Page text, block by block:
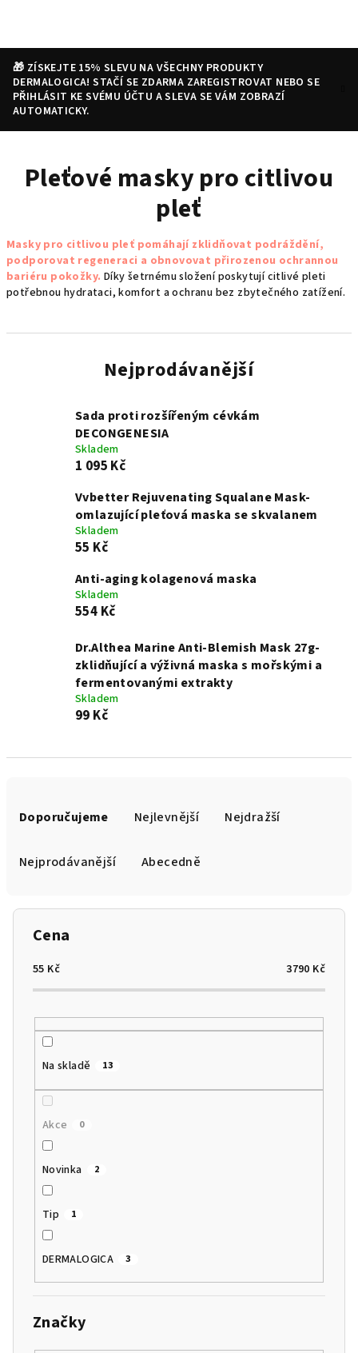
🎁 ZÍSKEJTE 15% SLEVU NA VŠECHNY PRODUKTY
DERMALOGICA! STAČÍ SE ZDARMA ZAREGISTROVAT NEBO SE
PŘIHLÁSIT KE SVÉMU ÚČTU A SLEVA SE VÁM ZOBRAZÍ
AUTOMATICKY.
HledatPřihlášeníNákupní
košík
Pleťové masky pro citlivou
pleť
Masky pro citlivou pleť pomáhají zklidňovat podráždění,
podporovat regeneraci a obnovovat přirozenou ochrannou
bariéru pokožky. Díky šetrnému složení poskytují citlivé pleti
potřebnou hydrataci, komfort a ochranu bez zbytečného zatížení.
Nejprodávanější
Sada proti rozšířeným cévkám
DECONGENESIA
Skladem
1 095 Kč
Vvbetter Rejuvenating Squalane Mask-
omlazující pleťová maska se skvalanem
Skladem
55 Kč
Anti-aging kolagenová maska
Skladem
554 Kč
Dr.Althea Marine Anti-Blemish Mask 27g-
zklidňující a výživná maska s mořskými a
fermentovanými extrakty
Skladem
99 Kč
Doporučujeme Nejlevnější Nejdražší
Nejprodávanější Abecedně
Cena
55 Kč 3790 Kč
Na skladě 13
Akce 0
Novinka 2
Tip 1
DERMALOGICA 3
Značky